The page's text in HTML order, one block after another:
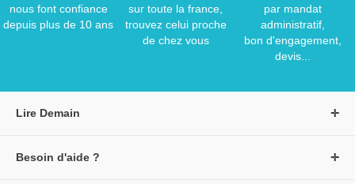
nous font confiance
depuis plus de 10 ans
sur toute la france,
trouvez celui proche
de chez vous
par mandat
administratif,
bon d'engagement,
devis...
Lire Demain
Besoin d'aide ?